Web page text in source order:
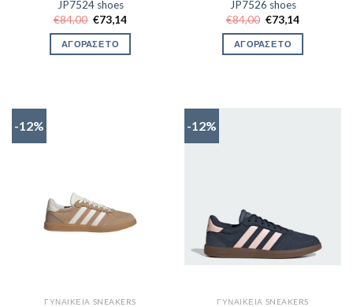
JP7524 shoes
€84,00 Original
price
was:
€84,00.
€73,14Η
τιμή
€73,14.
ΑΓΟΡΑΣΕ ΤΟ
JP7526 shoes
€84,00 Original
price
was:
€84,00.
€73,14Η
τιμή
€73,14.
ΑΓΟΡΑΣΕ ΤΟ
-12%
ΓΥΝΑΙΚΕΊΑ SNEAKERS
-12%
ΓΥΝΑΙΚΕΊΑ SNEAKERS